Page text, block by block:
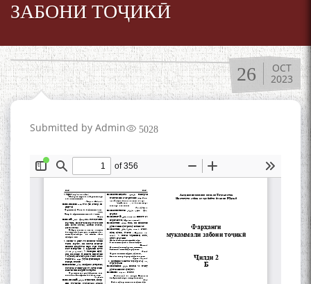
ЗАБОНИ ТОҶИКӢ
26
OCT
2023
Submitted by Admin 5028